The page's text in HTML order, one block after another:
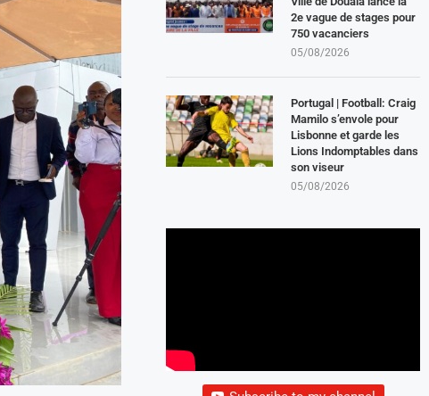
2e vague de stages pour
750 vacanciers
05/08/2026
Portugal | Football: Craig
Mamilo s’envole pour
Lisbonne et garde les
Lions Indomptables dans
son viseur
05/08/2026